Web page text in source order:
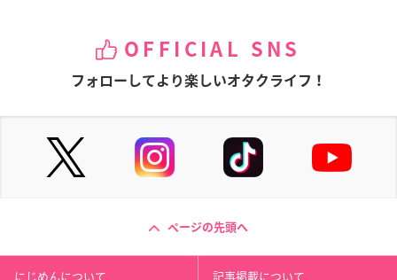
OFFICIAL SNS
フォローしてより楽しいオタクライフ！
ページの先頭へ
にじめんについて 記事掲載について